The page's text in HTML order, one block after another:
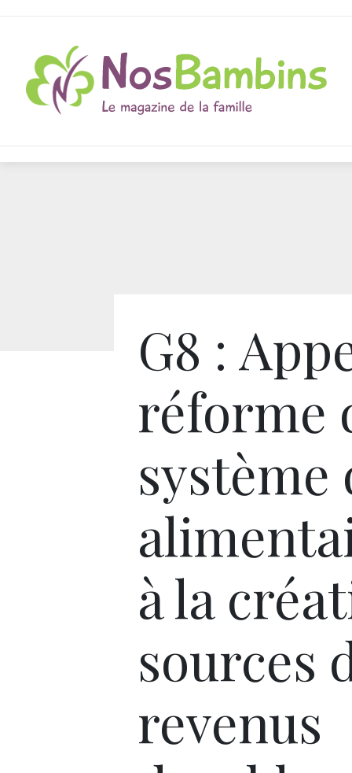
G8 :
réforme
système
à la
sources
revenus